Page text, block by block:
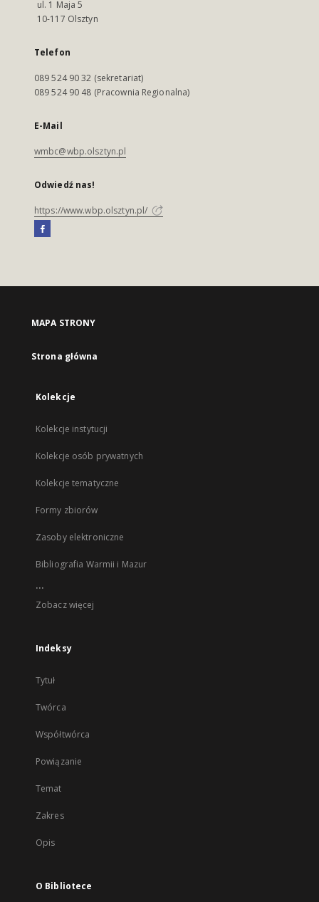
ul. 1 Maja 5
10-117 Olsztyn
Telefon
089 524 90 32 (sekretariat)
089 524 90 48 (Pracownia Regionalna)
E-Mail
wmbc@wbp.olsztyn.pl
Odwiedź nas!
https://www.wbp.olsztyn.pl/
MAPA STRONY
Strona główna
Kolekcje
Kolekcje instytucji
Kolekcje osób prywatnych
Kolekcje tematyczne
Formy zbiorów
Zasoby elektroniczne
Bibliografia Warmii i Mazur
...
Zobacz więcej
Indeksy
Tytuł
Twórca
Współtwórca
Powiązanie
Temat
Zakres
Opis
O Bibliotece